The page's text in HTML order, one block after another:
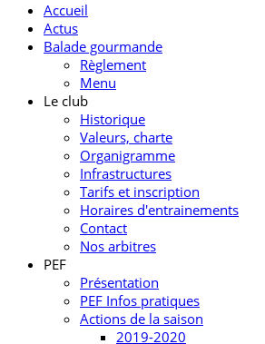
Accueil
Actus
Balade gourmande
Règlement
Menu
Le club
Historique
Valeurs, charte
Organigramme
Infrastructures
Tarifs et inscription
Horaires d'entrainements
Contact
Nos arbitres
PEF
Présentation
PEF Infos pratiques
Actions de la saison
2019-2020